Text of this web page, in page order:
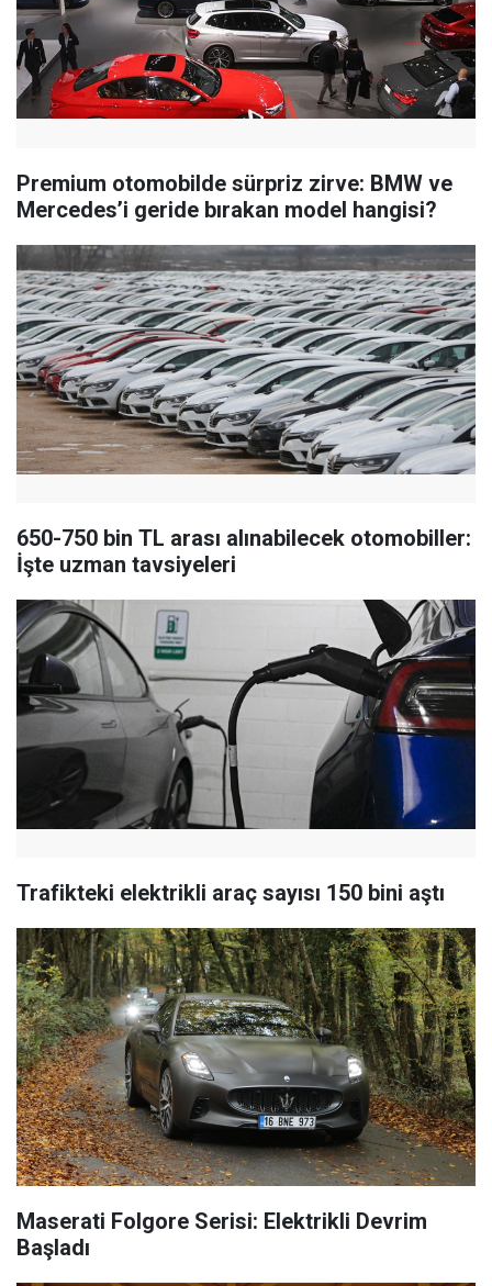
Premium otomobilde sürpriz zirve: BMW ve
Mercedes’i geride bırakan model hangisi?
650-750 bin TL arası alınabilecek otomobiller:
İşte uzman tavsiyeleri
Trafikteki elektrikli araç sayısı 150 bini aştı
Maserati Folgore Serisi: Elektrikli Devrim
Başladı